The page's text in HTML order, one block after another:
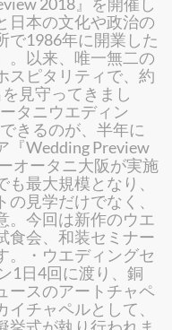
日本の文化や政治の
で1986年に開業した
。以来、唯一無二の
スピタリティで、約
見守ってきまし
タニウエディン
きるのが、半年に
『Wedding Preview
オータニ大阪が実施
最大規模となり、
見学だけでなく、
。今回は新作のウエ
食会、和装セミナー
。・ウエディングセ
1日4回に渡り、銅
スのアートチャペ
チャペルとして、